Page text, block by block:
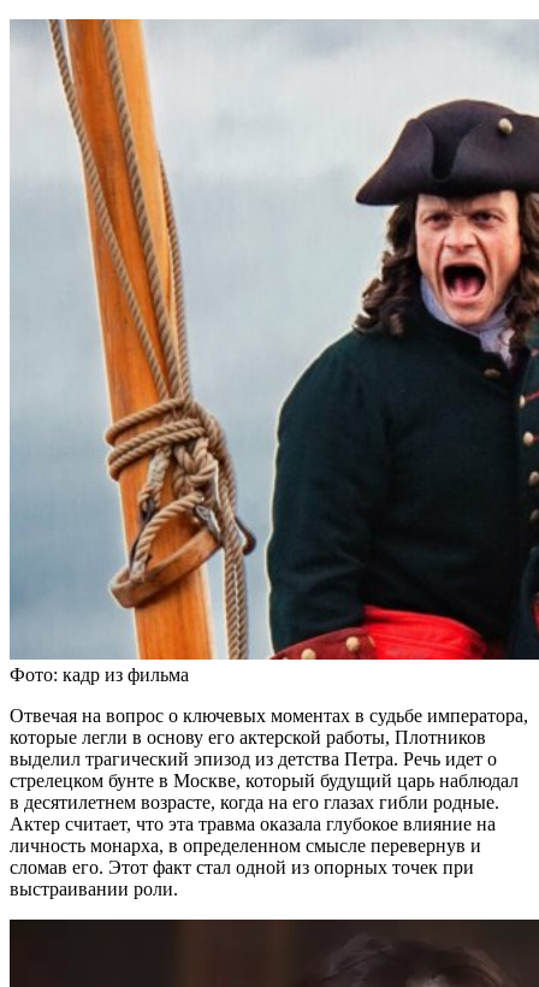
Фото: кадр из фильма
Отвечая на вопрос о ключевых моментах в судьбе императора,
которые легли в основу его актерской работы, Плотников
выделил трагический эпизод из детства Петра. Речь идет о
стрелецком бунте в Москве, который будущий царь наблюдал
в десятилетнем возрасте, когда на его глазах гибли родные.
Актер считает, что эта травма оказала глубокое влияние на
личность монарха, в определенном смысле перевернув и
сломав его. Этот факт стал одной из опорных точек при
выстраивании роли.